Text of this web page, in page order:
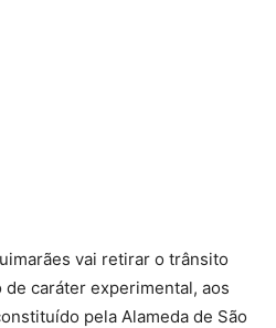
vai retirar o trânsito
caráter experimental, aos
pela Alameda de São